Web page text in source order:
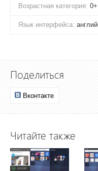
Возрастная категория:
Язык интерфейса:
Поделиться
Вконтакте
Читайте также